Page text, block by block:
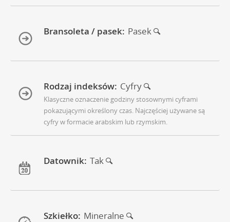
Bransoleta / pasek: Pasek
Rodzaj indeksów: Cyfry
Klasyczne oznaczenie godziny stosownymi cyframi
pokazującymi określony czas. Najczęściej używane są
cyfry w formacie arabskim lub rzymskim.
Datownik: Tak
Szkiełko: Mineralne